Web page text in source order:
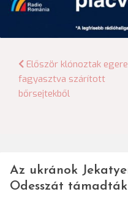
Bejegyzés
navigáció
Először klónoztak
fagyasztva szárított
bőrsejtekből
Az ukránok
Odesszát támadták